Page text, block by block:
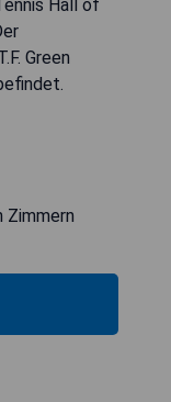
Hall of
Green
Zimmern